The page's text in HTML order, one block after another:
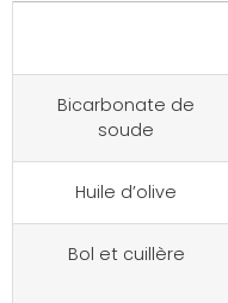
Bicarbonate de
soude
Huile d’olive
Bol et cuillère